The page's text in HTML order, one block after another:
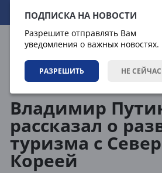
ПОДПИСКА НА НОВОСТИ
Разрешите отправлять Вам
уведомления о важных новостях.
РАЗРЕШИТЬ НЕ СЕЙЧАС
07.08.2026 03:27:37
Владимир
рассказал о
туризма с
Кореей